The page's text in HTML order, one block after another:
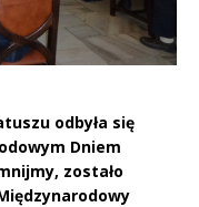
odbyła się
Dniem
zostało